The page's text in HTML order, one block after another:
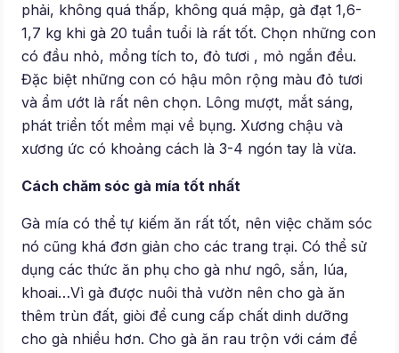
phải, không quá thấp, không quá mập, gà đạt 1,6-
1,7 kg khi gà 20 tuần tuổi là rất tốt. Chọn những con
có đầu nhỏ, mồng tích to, đỏ tươi , mỏ ngắn đều.
Đặc biệt những con có hậu môn rộng màu đỏ tươi
và ẩm ướt là rất nên chọn. Lông mượt, mắt sáng,
phát triển tốt mềm mại về bụng. Xương chậu và
xương ức có khoảng cách là 3-4 ngón tay là vừa.
Cách chăm sóc gà mía tốt nhất
Gà mía có thể tự kiếm ăn rất tốt, nên việc chăm sóc
nó cũng khá đơn giản cho các trang trại. Có thể sử
dụng các thức ăn phụ cho gà như ngô, sắn, lúa,
khoai…Vì gà được nuôi thả vườn nên cho gà ăn
thêm trùn đất, giòi để cung cấp chất dinh dưỡng
cho gà nhiều hơn. Cho gà ăn rau trộn với cám để